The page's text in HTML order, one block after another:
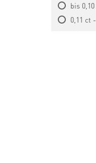
bis
0,11 ct